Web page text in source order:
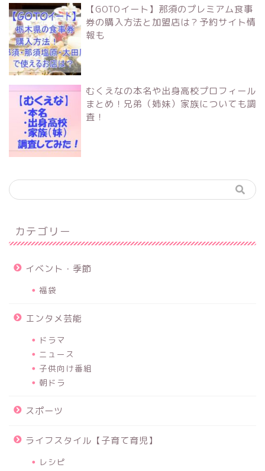
【GOTOイート】那須のプレミアム食事
券の購入方法と加盟店は？予約サイト情
報も
むくえなの本名や出身高校プロフィール
まとめ！兄弟（姉妹）家族についても調
査！
カテゴリー
イベント・季節
福袋
エンタメ芸能
ドラマ
ニュース
子供向け番組
朝ドラ
スポーツ
ライフスタイル【子育て育児】
レシピ